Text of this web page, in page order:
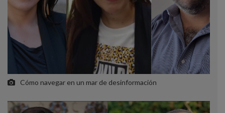
Cómo navegar en un mar de desinformación